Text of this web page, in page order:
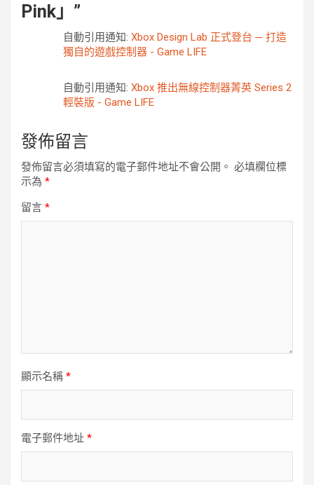
Pink」 ”
自動引用通知: Xbox Design Lab 正式登台 ─ 打造
獨自的遊戲控制器 - Game LIFE
自動引用通知: Xbox 推出無線控制器菁英 Series 2
輕裝版 - Game LIFE
發佈留言
發佈留言必須填寫的電子郵件地址不會公開。 必填欄位標
示為 *
留言 *
顯示名稱 *
電子郵件地址 *